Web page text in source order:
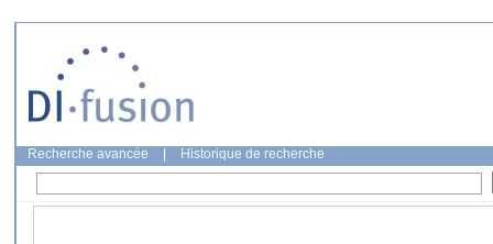
Recherche avancée Historique de recherche